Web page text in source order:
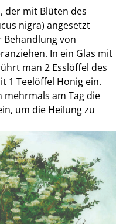
der mit Blüten des
nigra) angesetzt
von
In ein Glas mit
man 2 Esslöffel des
1 Teelöffel Honig ein.
am Tag die
um die Heilung zu